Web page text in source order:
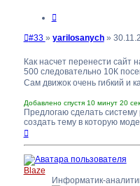
Цитата
Непрочитанное
#33 » yarilosanych»
Как насчет перенести сайт
500 следовательно 10К
Сам движок очень гибкий и
Добавлено спустя 10 минут 20
Предлогаю сделать
создать тему в которую
Вернуться
к
Blaze
Информатик-